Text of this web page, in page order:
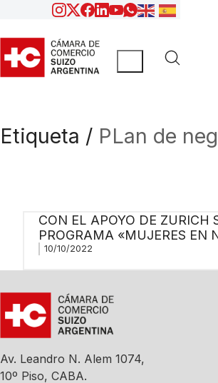
Etiqueta / PLan de
CON EL APOYO DE ZURICH
PROGRAMA «MUJERES EN
10/10/2022
Av. Leandro N. Alem 1074,
10º Piso, CABA.